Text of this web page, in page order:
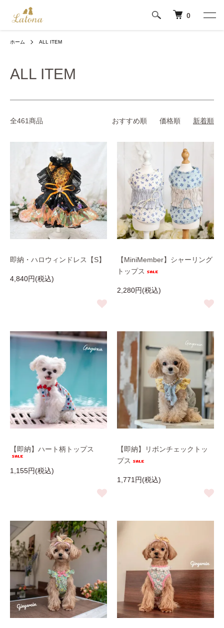
0
ホーム ALL ITEM
ALL ITEM
全461商品 おすすめ順 価格順 新着順
即納・ハロウィンドレス【S】
4,840円(税込)
【MiniMember】シャーリング
トップス
2,280円(税込)
【即納】ハート柄トップス
1,155円(税込)
【即納】リボンチェックトッ
プス
1,771円(税込)